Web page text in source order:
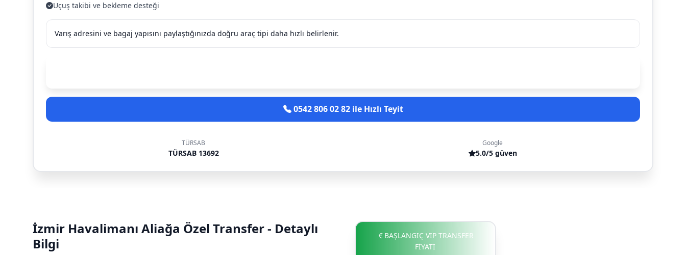
Uçuş takibi ve bekleme desteği
Varış adresini ve bagaj yapısını paylaştığınızda doğru araç tipi daha hızlı belirlenir.
0542 806 02 82 ile Hızlı Teyit
TÜRSAB
TÜRSAB 13692
Google
5.0/5 güven
İzmir Havalimanı Aliağa Özel Transfer - Detaylı
Bilgi
BAŞLANGIÇ VIP TRANSFER
FİYATI